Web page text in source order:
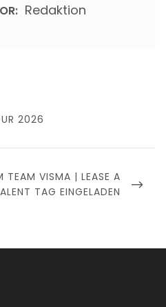
Redaktion
2026
TEAM VISMA | LEASE A
TAG EINGELADEN